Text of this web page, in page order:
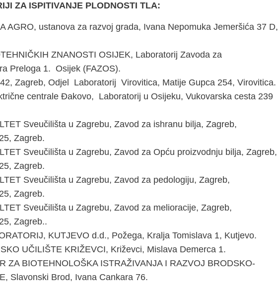
ZA ISPITIVANJE PLODNOSTI TLA:
AGRO, ustanova za razvoj grada, Ivana Nepomuka Jemeršića 37 D,
ZNANOSTI OSIJEK, Laboratorij Zavoda za
Preloga 1. Osijek (FAZOS).
Zagreb, Odjel Laboratorij Virovitica, Matije Gupca 254, Virovitica.
centrale Đakovo, Laboratorij u Osijeku, Vukovarska cesta 239
Sveučilišta u Zagrebu, Zavod za ishranu bilja, Zagreb,
Zagreb.
Sveučilišta u Zagrebu, Zavod za Opću proizvodnju bilja, Zagreb,
Zagreb.
Sveučilišta u Zagrebu, Zavod za pedologiju, Zagreb,
Zagreb.
Sveučilišta u Zagrebu, Zavod za melioracije, Zagreb,
Zagreb..
KUTJEVO d.d., Požega, Kralja Tomislava 1, Kutjevo.
UČILIŠTE KRIŽEVCI, Križevci, Mislava Demerca 1.
ZA BIOTEHNOLOŠKA ISTRAŽIVANJA I RAZVOJ BRODSKO-
Slavonski Brod, Ivana Cankara 76.